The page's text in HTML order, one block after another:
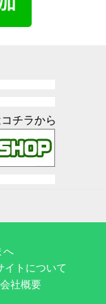
チラから
へ
イトについて
社概要